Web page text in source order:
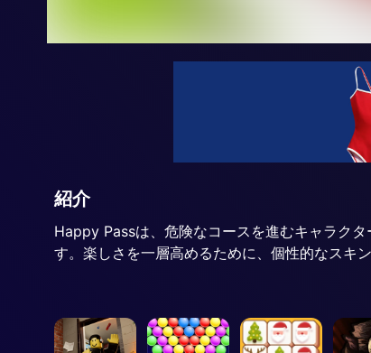
紹介
Happy Passは、危険なコースを進むキャラク
す。楽しさを一層高めるために、個性的なスキ